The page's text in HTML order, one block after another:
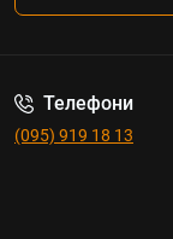
Телефони
(095) 919 18 13